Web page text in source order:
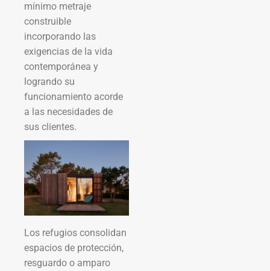
mínimo metraje
construible
incorporando las
exigencias de la vida
contemporánea y
logrando su
funcionamiento acorde
a las necesidades de
sus clientes.
Los refugios consolidan
espacios de protección,
resguardo o amparo